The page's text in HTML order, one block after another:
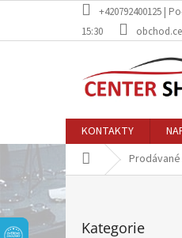
obsah
+420792400125 |
15:30
KONTAKTY
Domů
P
o
s
kategorie
Kategorie